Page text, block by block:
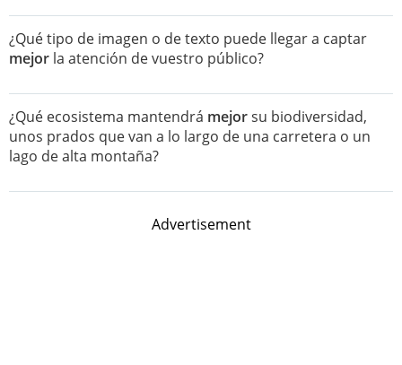
¿Qué tipo de imagen o de texto puede llegar a captar
mejor la atención de vuestro público?
¿Qué ecosistema mantendrá mejorsu biodiversidad,
unos prados que van a lo largo de una carretera o un
lago de alta montaña?
Advertisement